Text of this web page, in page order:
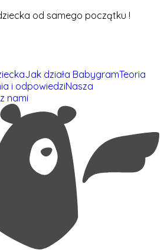
od samego początku !
Jak działa BabygramTeoria
i odpowiedziNasza
nami